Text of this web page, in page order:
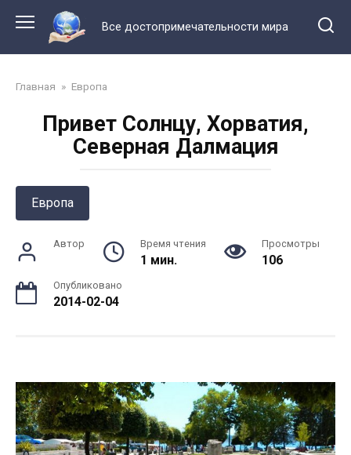
контенту
Все достопримечательности мира
Главная » Европа
Привет Cолнцу, Хорватия,
Северная Далмация
Европа
Автор Время чтения
1 мин.
Просмотры
106
Опубликовано
2014-02-04